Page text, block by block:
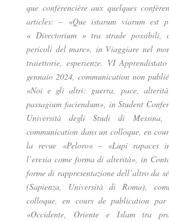
que conférencière aux quelques
articles: – «Que istarum viarum est
« Directorium » tra strade possibili,
pericoli del mare», in Viaggiare nel
traiettorie, esperienze. VI
gennaio 2024, communication non
«Noi e gli altri: guerra, pace,
passagium faciendum», in Student
Università degli Studi di Messina,
communication dans un colloque, en
la revue «Peloro» – «Lupi rapaces
l’eresia come forma di alterità», in
forme di rappresentazione dell’altro da
(Sapienza, Università di Roma),
colloque, en cours de publication
«Occidente, Oriente e Islam tra